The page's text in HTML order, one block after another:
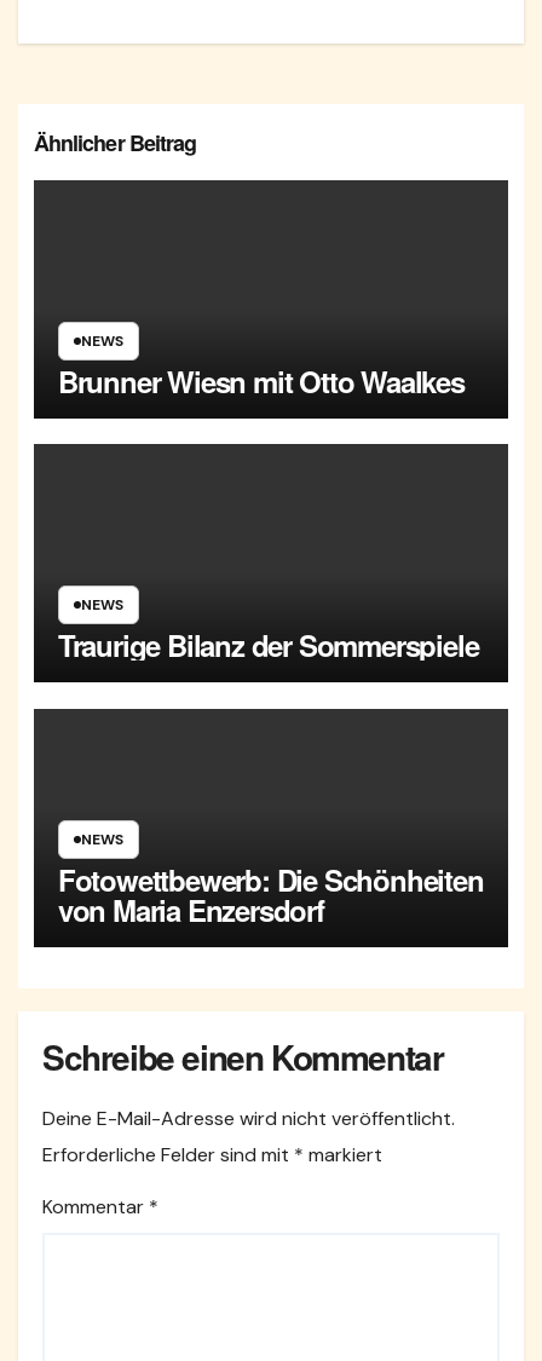
Ähnlicher Beitrag
NEWS
Brunner Wiesn mit Otto Waalkes
NEWS
Traurige Bilanz der Sommerspiele
NEWS
Fotowettbewerb: Die Schönheiten
von Maria Enzersdorf
Schreibe einen Kommentar
Deine E-Mail-Adresse wird nicht veröffentlicht.
Erforderliche Felder sind mit * markiert
Kommentar *